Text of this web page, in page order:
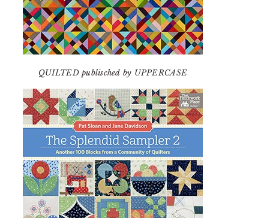
QUILTED publisched by UPPERCASE